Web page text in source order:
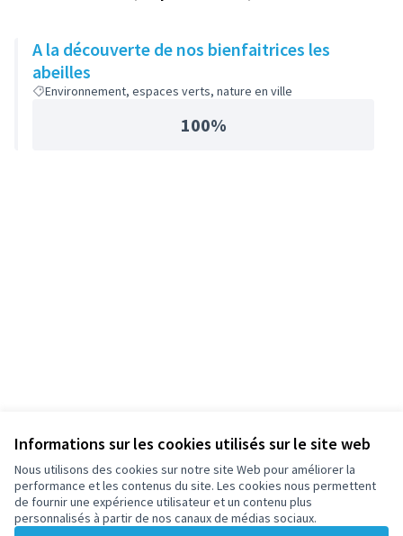
Informations sur les cookies utilisés sur le site web
Nous utilisons des cookies sur notre site Web pour améliorer la
performance et les contenus du site. Les cookies nous permettent
de fournir une expérience utilisateur et un contenu plus
personnalisés à partir de nos canaux de médias sociaux.
A la découverte de nos bienfaitrices les
abeilles
Environnement, espaces verts, nature en ville
100%